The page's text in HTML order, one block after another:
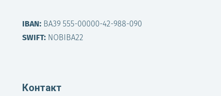
IBAN:BA39 555-00000-42-988-090
SWIFT:NOBIBA22
Контакт